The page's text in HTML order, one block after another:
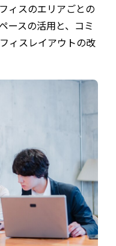
ィスのエリアごとの
ースの活用と、コミ
ィスレイアウトの改